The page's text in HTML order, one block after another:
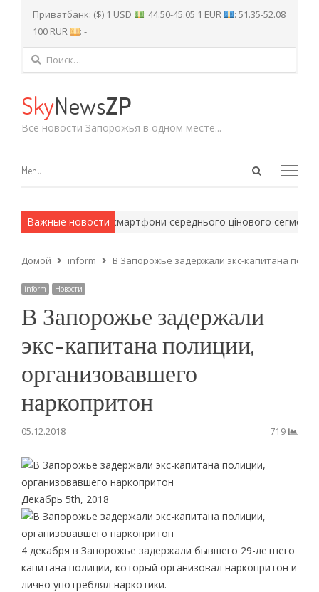
Приватбанк: ($) 1 USD : 44.50-45.05 1 EUR
: 51.35-52.08
100 RUR
: -
Найти:
SkyNewsZP
Все новости Запорожья в одном месте...
Open
Menu
Menu
Важные новости
5 причин, чому смартфони середнього цінового сегмента
Домой inform В Запорожье задержали экс-капитана
inform Новости
В Запорожье задержали
экс-капитана полиции,
организовавшего
наркопритон
05.12.2018 719
Декабрь 5th, 2018
4 декабря в Запорожье задержали бывшего 29-летнего
капитана полиции, который организовал наркопритон и
лично употреблял наркотики.